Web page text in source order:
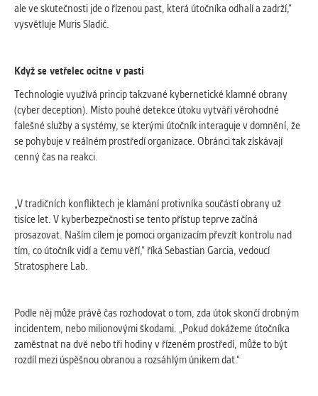
ale ve skutečnosti jde o řízenou past, která útočníka odhalí a zadrží,“
vysvětluje Muris Sladić.
Když se vetřelec ocitne v pasti
Technologie využívá princip takzvané kybernetické klamné obrany
(cyber deception). Místo pouhé detekce útoku vytváří věrohodné
falešné služby a systémy, se kterými útočník interaguje v domnění, že
se pohybuje v reálném prostředí organizace. Obránci tak získávají
cenný čas na reakci.
„V tradičních konfliktech je klamání protivníka součástí obrany už
tisíce let. V kyberbezpečnosti se tento přístup teprve začíná
prosazovat. Naším cílem je pomoci organizacím převzít kontrolu nad
tím, co útočník vidí a čemu věří,“ říká Sebastian Garcia, vedoucí
Stratosphere Lab.
Podle něj může právě čas rozhodovat o tom, zda útok skončí drobným
incidentem, nebo milionovými škodami. „Pokud dokážeme útočníka
zaměstnat na dvě nebo tři hodiny v řízeném prostředí, může to být
rozdíl mezi úspěšnou obranou a rozsáhlým únikem dat.“